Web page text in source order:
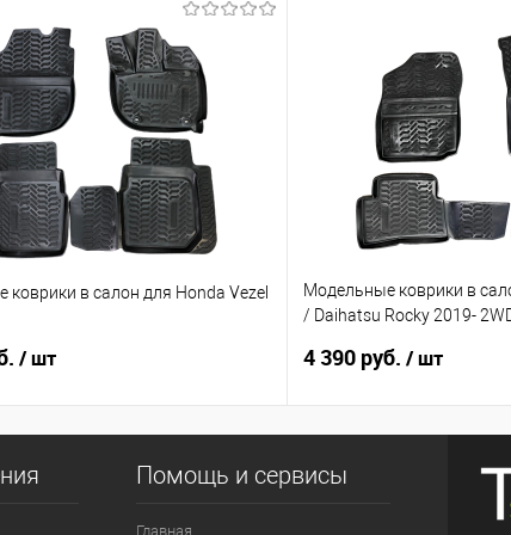
коврики в салон для Honda Vezel
/ шт
Модельные коврики в
/ Daihatsu Rocky 2019-
4 390 руб. / шт
Помощь и сервисы
Главная